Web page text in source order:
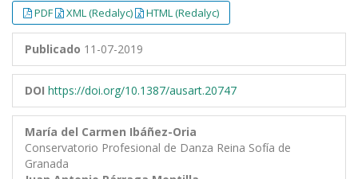
PDF XML (Redalyc) HTML (Redalyc)
Publicado 11-07-2019
DOI https://doi.org/10.1387/ausart.20747
María del Carmen Ibáñez-Oria
Conservatorio Profesional de Danza Reina Sofía de
Granada